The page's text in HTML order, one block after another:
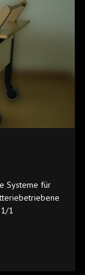
Systeme für
1